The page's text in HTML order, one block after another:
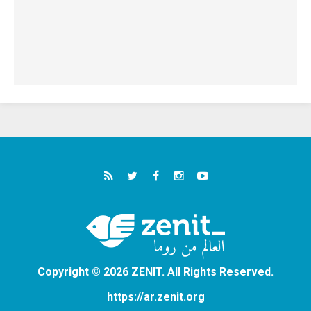
Copyright © 2026 ZENIT. All Rights Reserved.
https://ar.zenit.org